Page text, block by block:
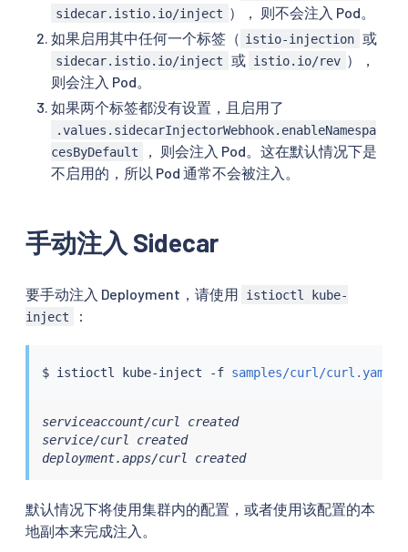
sidecar.istio.io/inject ）， 则不会注入 Pod。
如果启用其中任何一个标签（ istio-injection 或
sidecar.istio.io/inject 或 istio.io/rev ），
则会注入 Pod。
如果两个标签都没有设置，且启用了
.values.sidecarInjectorWebhook.enableNamespa
cesByDefault
， 则会注入 Pod。这在默认情况下是
不启用的，所以 Pod 通常不会被注入。
手动注入 Sidecar
要手动注入 Deployment，请使用
istioctl kube-
inject
：
$ istioctl kube-inject -f samples/curl/curl.yaml
serviceaccount/curl created
service/curl created
deployment.apps/curl created
默认情况下将使用集群内的配置，或者使用该配置的本
地副本来完成注入。